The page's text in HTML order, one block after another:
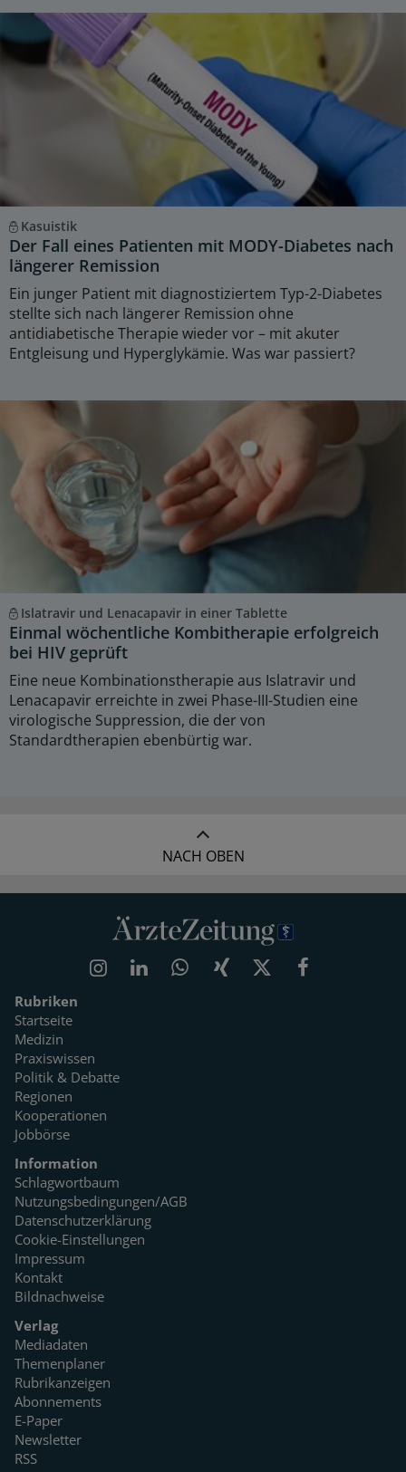
Kasuistik
Der Fall eines Patienten mit MODY-Diabetes nach
längerer Remission
Ein junger Patient mit diagnostiziertem Typ-2-Diabetes
stellte sich nach längerer Remission ohne
antidiabetische Therapie wieder vor – mit akuter
Entgleisung und Hyperglykämie. Was war passiert?
Islatravir und Lenacapavir in einer Tablette
Einmal wöchentliche Kombitherapie erfolgreich
bei HIV geprüft
Eine neue Kombinationstherapie aus Islatravir und
Lenacapavir erreichte in zwei Phase-III-Studien eine
virologische Suppression, die der von
Standardtherapien ebenbürtig war.
NACH OBEN
Rubriken
Startseite
Medizin
Praxiswissen
Politik & Debatte
Regionen
Kooperationen
Jobbörse
Information
Schlagwortbaum
Nutzungsbedingungen/AGB
Datenschutzerklärung
Cookie-Einstellungen
Impressum
Kontakt
Bildnachweise
Verlag
Mediadaten
Themenplaner
Rubrikanzeigen
Abonnements
E-Paper
Newsletter
RSS